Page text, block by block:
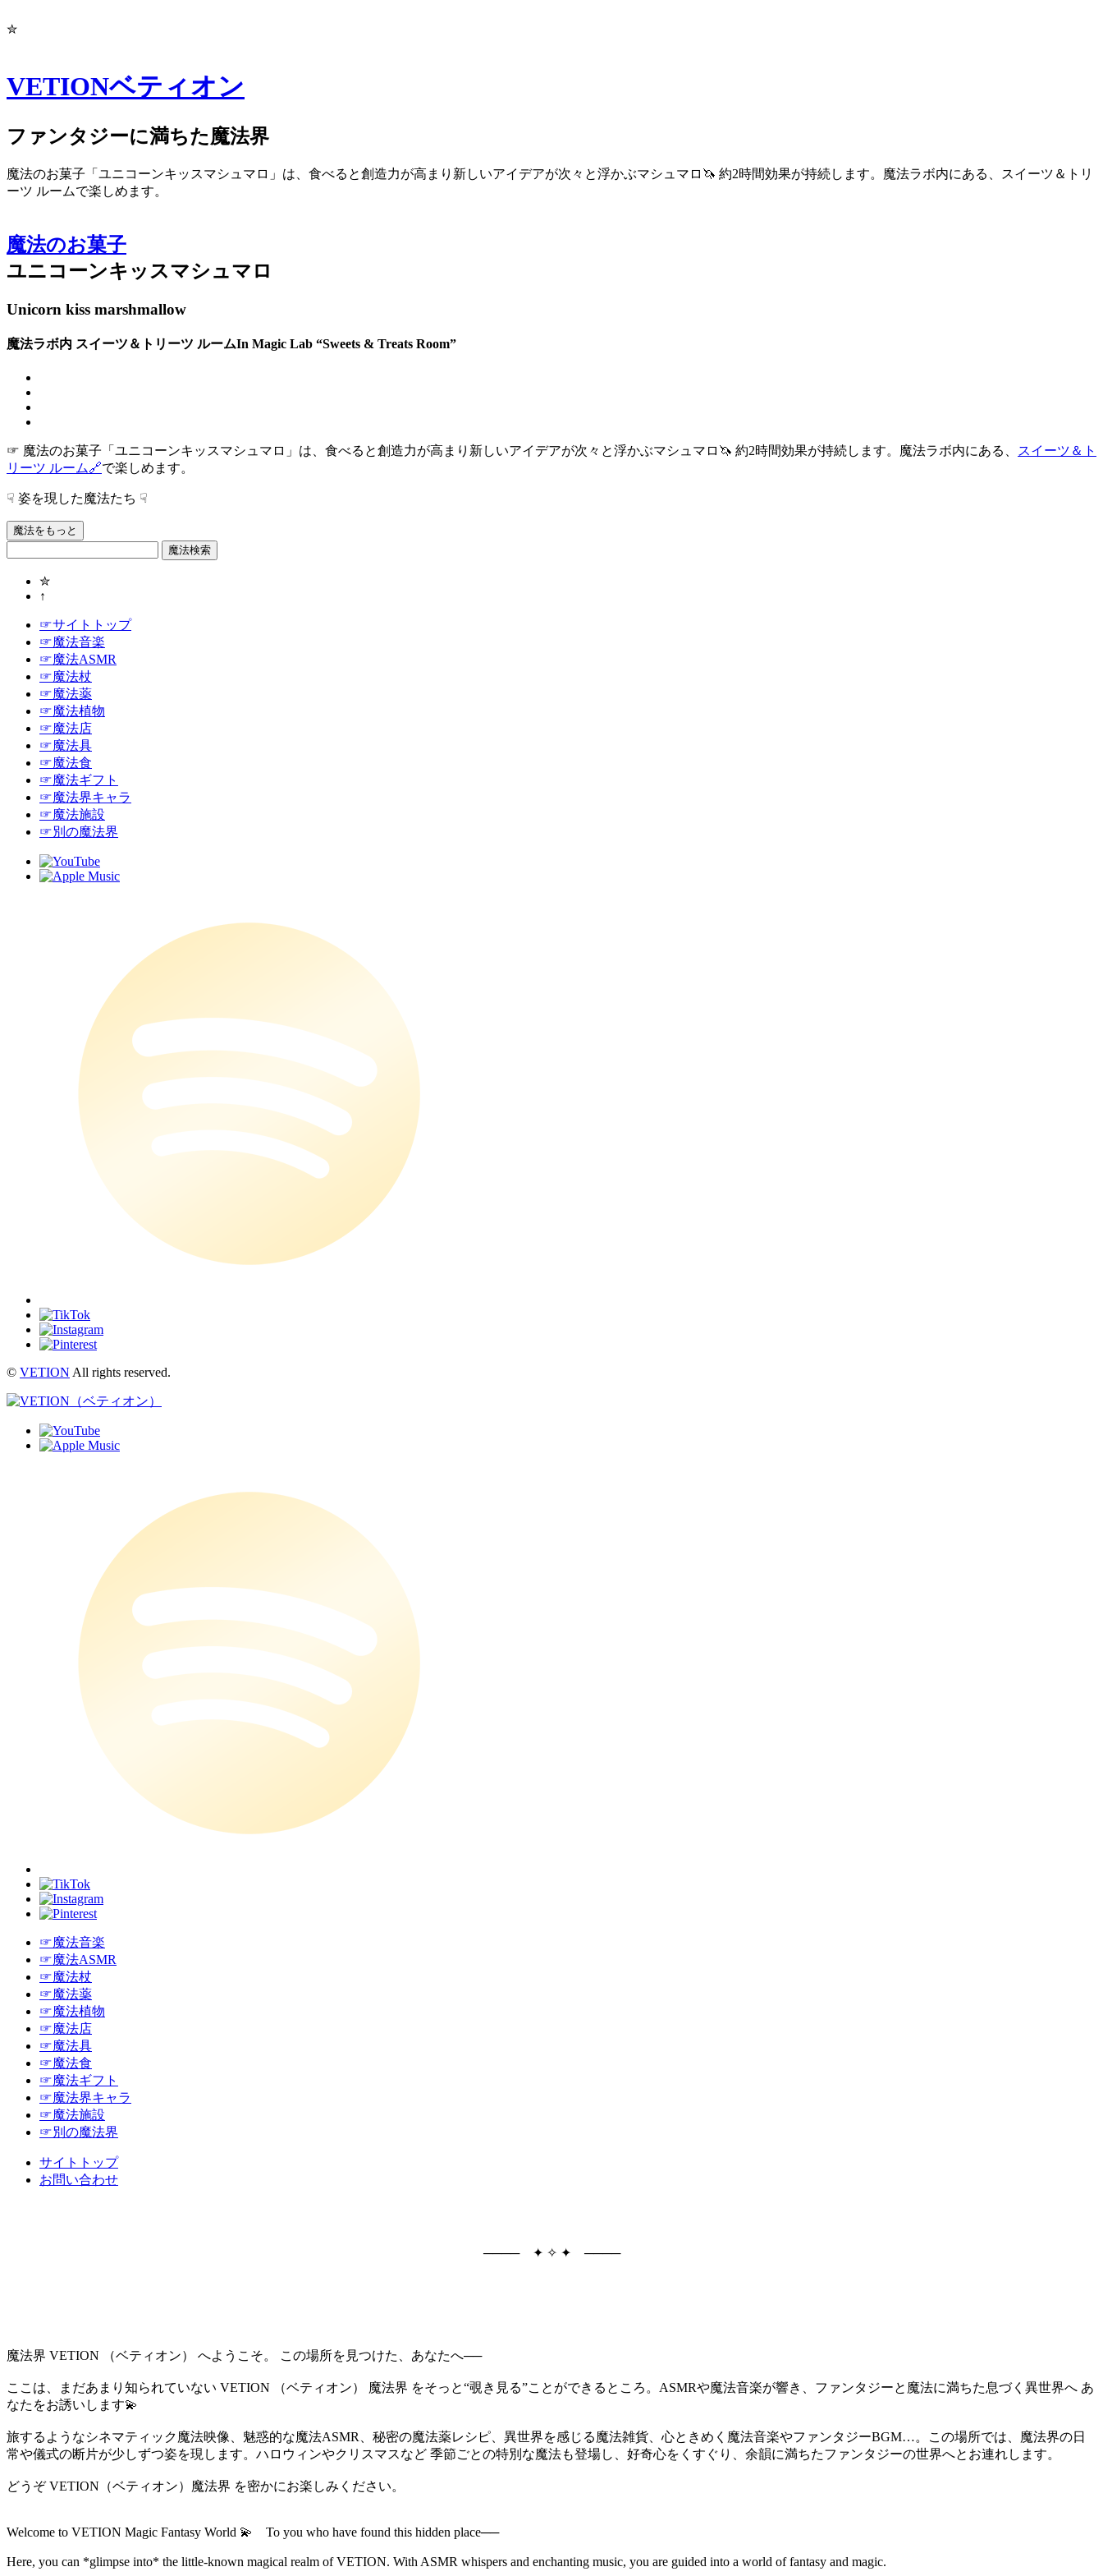
✮
VETIONベティオン
ファンタジーに満ちた魔法界
魔法のお菓子「ユニコーンキッスマシュマロ」は、食べると創造力が高まり新しいアイデアが次々と浮かぶマシュマロ🦄 約2時間効果が持続します。魔法ラボ内にある、スイーツ＆トリ
ーツ ルームで楽しめます。
魔法のお菓子
ユニコーンキッスマシュマロ
Unicorn kiss marshmallow
魔法ラボ内 スイーツ＆トリーツ ルームIn Magic Lab “Sweets & Treats Room”
☞ 魔法のお菓子「ユニコーンキッスマシュマロ」は、食べると創造力が高まり新しいアイデアが次々と浮かぶマシュマロ🦄 約2時間効果が持続します。魔法ラボ内にある、
スイーツ＆ト
リーツ ルーム🔗で楽しめます。
☟ 姿を現した魔法たち ☟
魔法をもっと
魔法検索
✮
↑
☞サイトトップ
☞魔法音楽
☞魔法ASMR
☞魔法杖
☞魔法薬
☞魔法植物
☞魔法店
☞魔法具
☞魔法食
☞魔法ギフト
☞魔法界キャラ
☞魔法施設
☞別の魔法界
© VETION All rights reserved.
☞魔法音楽
☞魔法ASMR
☞魔法杖
☞魔法薬
☞魔法植物
☞魔法店
☞魔法具
☞魔法食
☞魔法ギフト
☞魔法界キャラ
☞魔法施設
☞別の魔法界
サイトトップ
お問い合わせ
──── ✦ ✧ ✦ ────
魔法界 VETION （ベティオン） へようこそ。 この場所を見つけた、あなたへ──
ここは、まだあまり知られていない VETION （ベティオン） 魔法界 をそっと“覗き見る”ことができるところ。ASMRや魔法音楽が響き、ファンタジーと魔法に満ちた息づく異世界へ あ
なたをお誘いします💫
旅するようなシネマティック魔法映像、魅惑的な魔法ASMR、秘密の魔法薬レシピ、異世界を感じる魔法雑貨、心ときめく魔法音楽やファンタジーBGM…。この場所では、魔法界の日
常や儀式の断片が少しずつ姿を現します。ハロウィンやクリスマスなど 季節ごとの特別な魔法も登場し、好奇心をくすぐり、余韻に満ちたファンタジーの世界へとお連れします。
どうぞ VETION（ベティオン）魔法界 を密かにお楽しみください。
Welcome to VETION Magic Fantasy World 💫 To you who have found this hidden place──
Here, you can *glimpse into* the little-known magical realm of VETION. With ASMR whispers and enchanting music, you are guided into a world of fantasy and magic.